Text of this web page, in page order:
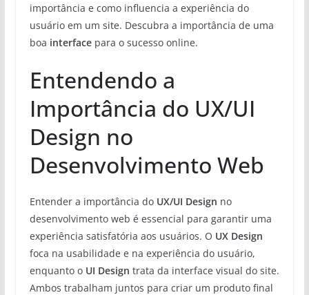
importância e como influencia a experiência do
usuário em um site. Descubra a importância de uma
boa interfacepara o sucesso online.
Entendendo a
Importância do UX/UI
Design no
Desenvolvimento Web
Entender a importância do UX/UI Design no
desenvolvimento web é essencial para garantir uma
experiência satisfatória aos usuários. O UX Design
foca na usabilidade e na experiência do usuário,
enquanto o UI Design trata da interface visual do site.
Ambos trabalham juntos para criar um produto final